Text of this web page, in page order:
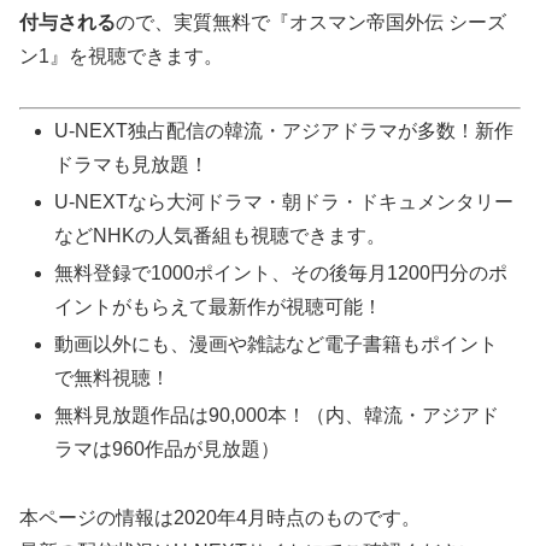
付与されるので、実質無料で『オスマン帝国外伝 シーズ
ン1』を視聴できます。
U-NEXT独占配信の韓流・アジアドラマが多数！新作
ドラマも見放題！
U-NEXTなら大河ドラマ・朝ドラ・ドキュメンタリー
などNHKの人気番組も視聴できます。
無料登録で1000ポイント、その後毎月1200円分のポ
イントがもらえて最新作が視聴可能！
動画以外にも、漫画や雑誌など電子書籍もポイント
で無料視聴！
無料見放題作品は90,000本！（内、韓流・アジアド
ラマは960作品が見放題）
本ページの情報は2020年4月時点のものです。